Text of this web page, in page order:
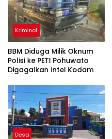
Kriminal
BBM Diduga Milik Oknum
Polisi ke PETI Pohuwato
Digagalkan Intel Kodam
Desa